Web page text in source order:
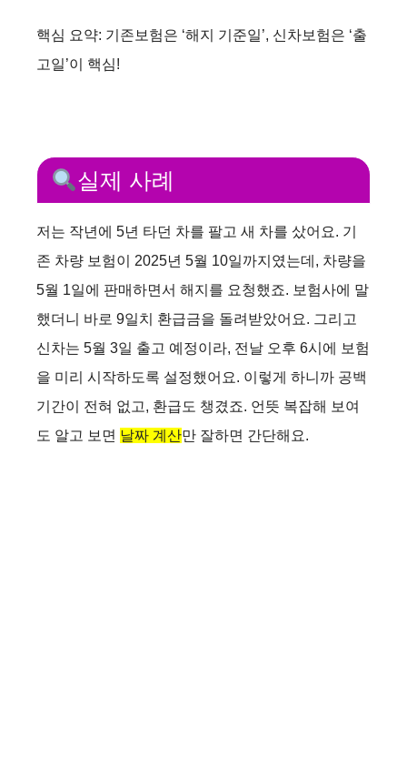
핵심 요약: 기존보험은 ‘해지 기준일’, 신차보험은 ‘출
고일’이 핵심!
실제 사례
저는 작년에 5년 타던 차를 팔고 새 차를 샀어요. 기
존 차량 보험이 2025년 5월 10일까지였는데, 차량을
5월 1일에 판매하면서 해지를 요청했죠. 보험사에 말
했더니 바로 9일치 환급금을 돌려받았어요. 그리고
신차는 5월 3일 출고 예정이라, 전날 오후 6시에 보험
을 미리 시작하도록 설정했어요. 이렇게 하니까 공백
기간이 전혀 없고, 환급도 챙겼죠. 언뜻 복잡해 보여
도 알고 보면 날짜 계산만 잘하면 간단해요.